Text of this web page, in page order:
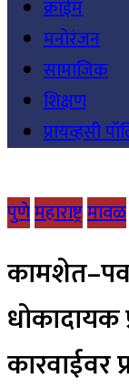
क्राईम
मनोरंजन
सामाजिक
शिक्षण
प्रायव्हसी
पुणेमहाराष्ट्रमावळ
धोकादायक
कारवाईवर